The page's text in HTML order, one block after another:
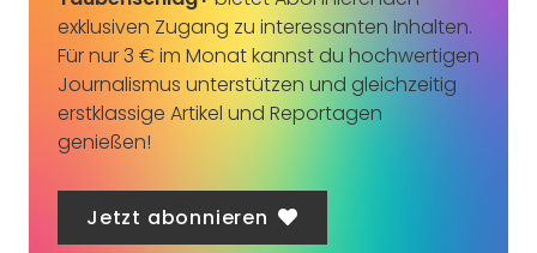
exklusiven Zugang zu interessanten Inhalten.
Für nur 3 € im Monat kannst du hochwertigen
Journalismus unterstützen und gleichzeitig
erstklassige Artikel und Reportagen
genießen!
Jetzt abonnieren